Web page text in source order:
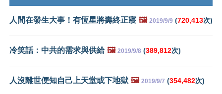
人間在發生大事！有恆星將壽終正寢 🖼️ 2019/9/9 (720,413次)
冷笑話：中共的需求與供給 🖼️ 2019/9/8 (389,812次)
人沒離世便知自己上天堂或下地獄 🖼️ 2019/9/7 (354,482次)